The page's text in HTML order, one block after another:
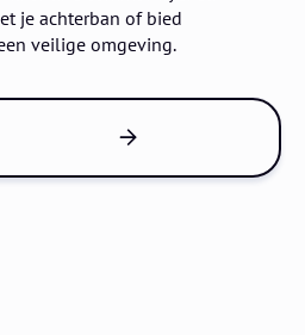
je achterban of bied
veilige omgeving.